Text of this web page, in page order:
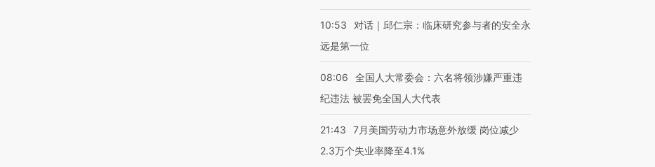
10:53
对话｜邱仁宗：临床研究参与者的安全永
远是第一位
08:06
全国人大常委会：六名将领涉嫌严重违
纪违法 被罢免全国人大代表
21:43
7月美国劳动力市场意外放缓 岗位减少
2.3万个失业率降至4.1%